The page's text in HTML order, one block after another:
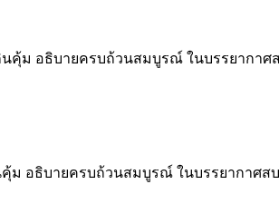
คุ้ม อธิบายครบถ้วนสมบูรณ์ ในบรรยากาศ
ม อธิบายครบถ้วนสมบูรณ์ ในบรรยากาศส